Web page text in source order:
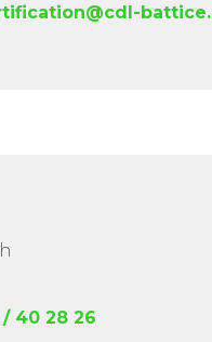
40 28 26